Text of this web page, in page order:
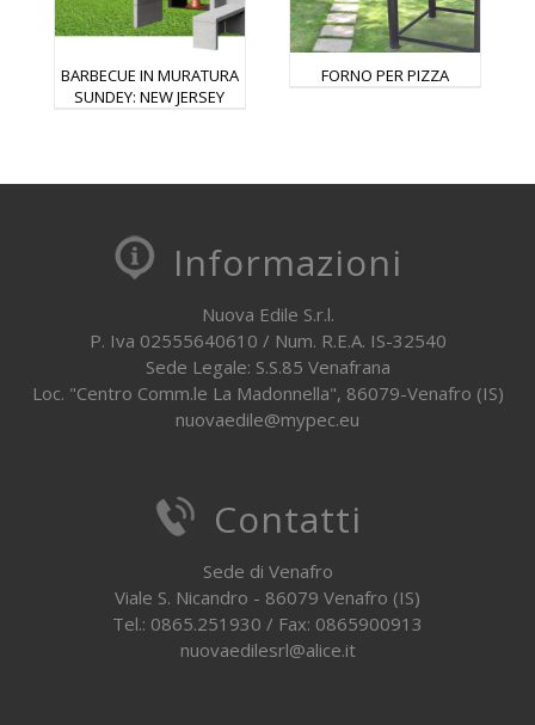
BARBECUE IN MURATURA
SUNDEY: NEW JERSEY
FORNO PER PIZZA
Informazioni
Nuova Edile S.r.l.
P. Iva 02555640610 / Num. R.E.A. IS-32540
Sede Legale: S.S.85 Venafrana
Loc. "Centro Comm.le La Madonnella", 86079-Venafro (IS)
nuovaedile@mypec.eu
Contatti
Sede di Venafro
Viale S. Nicandro - 86079 Venafro (IS)
Tel.: 0865.251930 / Fax: 0865900913
nuovaedilesrl@alice.it